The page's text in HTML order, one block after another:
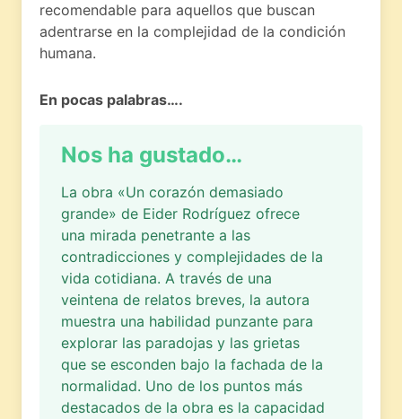
recomendable para aquellos que buscan
adentrarse en la complejidad de la condición
humana.
En pocas palabras….
Nos ha gustado…
La obra «Un corazón demasiado
grande» de Eider Rodríguez ofrece
una mirada penetrante a las
contradicciones y complejidades de la
vida cotidiana. A través de una
veintena de relatos breves, la autora
muestra una habilidad punzante para
explorar las paradojas y las grietas
que se esconden bajo la fachada de la
normalidad. Uno de los puntos más
destacados de la obra es la capacidad